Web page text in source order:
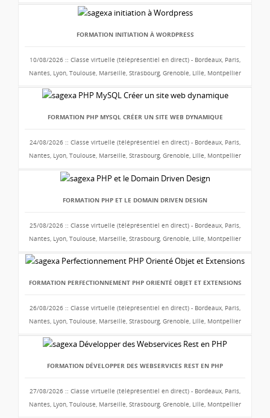
FORMATION INITIATION À WORDPRESS
10/08/2026 :: Classe virtuelle (téléprésentiel en direct) - Bordeaux, Paris,
Nantes, Lyon, Toulouse, Marseille, Strasbourg, Grenoble, Lille, Montpellier
FORMATION PHP MYSQL CRÉER UN SITE WEB DYNAMIQUE
24/08/2026 :: Classe virtuelle (téléprésentiel en direct) - Bordeaux, Paris,
Nantes, Lyon, Toulouse, Marseille, Strasbourg, Grenoble, Lille, Montpellier
FORMATION PHP ET LE DOMAIN DRIVEN DESIGN
25/08/2026 :: Classe virtuelle (téléprésentiel en direct) - Bordeaux, Paris,
Nantes, Lyon, Toulouse, Marseille, Strasbourg, Grenoble, Lille, Montpellier
FORMATION PERFECTIONNEMENT PHP ORIENTÉ OBJET ET EXTENSIONS
26/08/2026 :: Classe virtuelle (téléprésentiel en direct) - Bordeaux, Paris,
Nantes, Lyon, Toulouse, Marseille, Strasbourg, Grenoble, Lille, Montpellier
FORMATION DÉVELOPPER DES WEBSERVICES REST EN PHP
27/08/2026 :: Classe virtuelle (téléprésentiel en direct) - Bordeaux, Paris,
Nantes, Lyon, Toulouse, Marseille, Strasbourg, Grenoble, Lille, Montpellier